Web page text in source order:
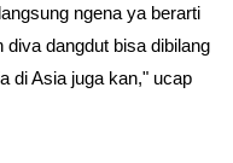
ngena ya berarti
dangdut bisa dibilang
di Asia juga kan," ucap